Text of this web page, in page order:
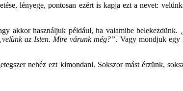
lényege, pontosan ezért is kapja ezt a nevet:
akkor használjuk például, ha valamibe belekezdünk.
„velünk az Isten. Mire várunk még?”. Vagy mondjuk egy
nehéz ezt kimondani. Sokszor mást érzünk,